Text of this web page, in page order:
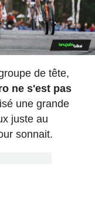
de tête,
ne s'est pas
une grande
juste au
sonnait.